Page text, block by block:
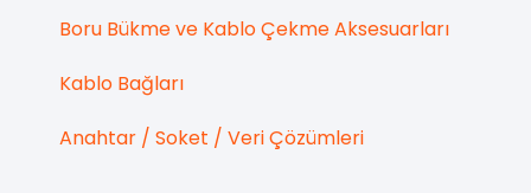
Boru Bükme ve Kablo Çekme Aksesuarları
Kablo Bağları
Anahtar / Soket / Veri Çözümleri